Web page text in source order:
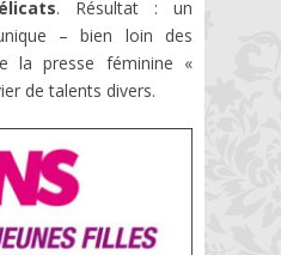
. Résultat : un
– bien loin des
la presse féminine «
de talents divers.